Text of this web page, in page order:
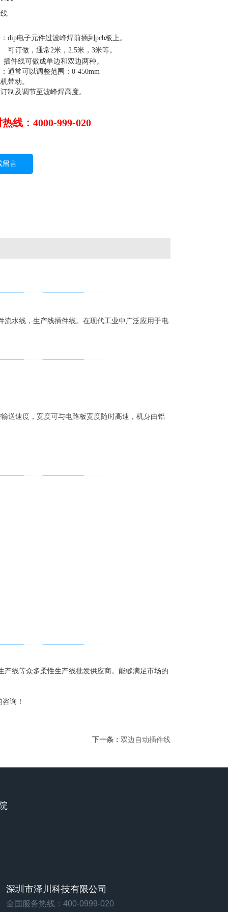
dip电子元件过波峰焊前插到pcb板上。
订做，通常2米，2.5米，3米等。
件线可做成单边和双边两种。
通常可以调整范围：0-450mm
带动。
制及调节至波峰焊高度。
线：4000-999-020
留言
水线，生产线插件线。在现代工业中广泛应用于电
速度，宽度可与电路板宽度随时高速，机身由铝
线等众多柔性生产线批发供应商。能够满足市场的
询！
下一条： 双边自动插件线
深圳市泽川科技有限公司
全国服务热线：400-0999-020